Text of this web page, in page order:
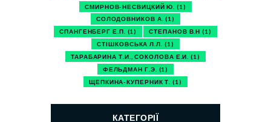
М.И.(1)
СМИРНОВ-НЕСВИЦКИЙ Ю. (1)
СОЛОДОВНИКОВ А. (1)
СПАНГЕНБЕРГ Е.П. (1) СТЕПАНОВ В.Н (1)
СТІШКОВСЬКА Л.Л. (1)
ТАРАБАРИНА Т.И., СОКОЛОВА Е.И. (1)
ФЕЛЬДМАН Г.Э. (1)
ЩЕПКИНА-КУПЕРНИК Т. (1)
КАТЕГОРІЇ